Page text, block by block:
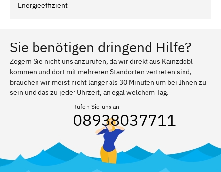
Energieeffizient
Sie benötigen dringend Hilfe?
Zögern Sie nicht uns anzurufen, da wir direkt aus Kainzdobl
kommen und dort mit mehreren Standorten vertreten sind,
brauchen wir meist nicht länger als 30 Minuten um bei Ihnen zu
sein und das zu jeder Uhrzeit, an egal welchem Tag.
Rufen Sie uns an
08938037711